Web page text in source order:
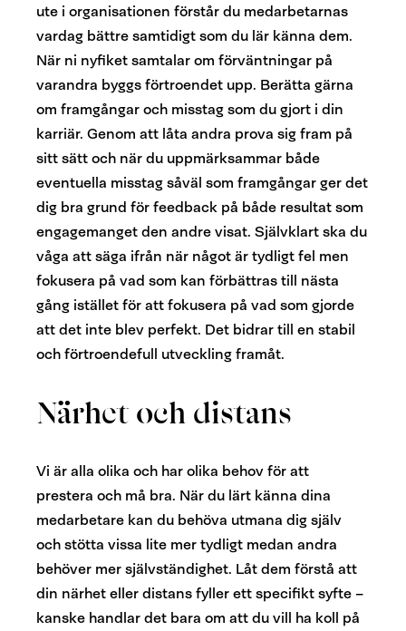
ute i organisationen förstår du medarbetarnas
vardag bättre samtidigt som du lär känna dem.
När ni nyfiket samtalar om förväntningar på
varandra byggs förtroendet upp. Berätta gärna
om framgångar och misstag som du gjort i din
karriär. Genom att låta andra prova sig fram på
sitt sätt och när du uppmärksammar både
eventuella misstag såväl som framgångar ger det
dig bra grund för feedback på både resultat som
engagemanget den andre visat. Självklart ska du
våga att säga ifrån när något är tydligt fel men
fokusera på vad som kan förbättras till nästa
gång istället för att fokusera på vad som gjorde
att det inte blev perfekt. Det bidrar till en stabil
och förtroendefull utveckling framåt.
Närhet och distans
Vi är alla olika och har olika behov för att
prestera och må bra. När du lärt känna dina
medarbetare kan du behöva utmana dig själv
och stötta vissa lite mer tydligt medan andra
behöver mer självständighet. Låt dem förstå att
din närhet eller distans fyller ett specifikt syfte –
kanske handlar det bara om att du vill ha koll på